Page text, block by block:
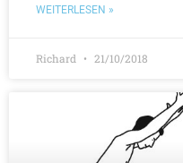
WEITERLESEN »
Richard 21/10/2018